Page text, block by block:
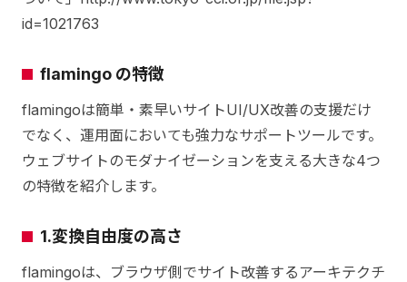
id=1021763
flamingo の特徴
flamingoは簡単・素早いサイトUI/UX改善の支援だけ
でなく、運用面においても強力なサポートツールです。
ウェブサイトのモダナイゼーションを支える大きな4つ
の特徴を紹介します。
1.変換自由度の高さ
flamingoは、ブラウザ側でサイト改善するアーキテクチ